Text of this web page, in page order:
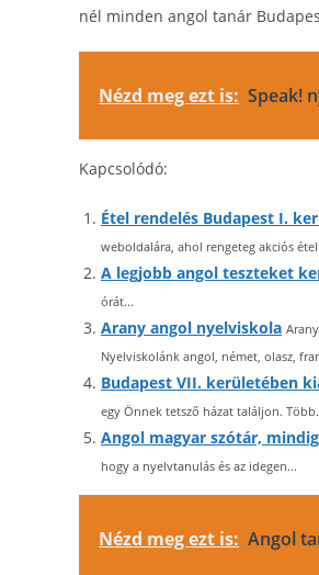
nél minden angol tanár
Nézd meg ezt is: Speak!
Kapcsolódó:
Étel rendelés Budapest I.
weboldalára, ahol rengeteg akciós
A legjobb angol teszteket
órát...
Arany angol nyelviskola
Nyelviskolánk angol, német, olasz,
Budapest VII. kerületében
egy Önnek tetsző házat találjon.
Angol magyar szótár,
hogy a nyelvtanulás és az idegen...
Nézd meg ezt is: Angol